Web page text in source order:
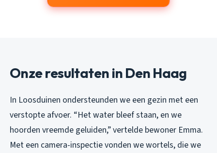
Onze resultaten in Den Haag
In Loosduinen ondersteunden we een gezin met een
verstopte afvoer. “Het water bleef staan, en we
hoorden vreemde geluiden,” vertelde bewoner Emma.
Met een camera-inspectie vonden we wortels, die we